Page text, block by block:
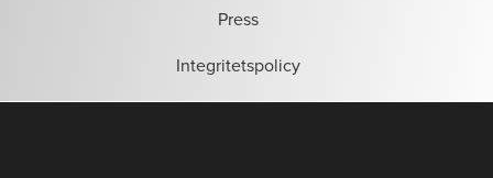
Press
Integritetspolicy
Allmänna villkor